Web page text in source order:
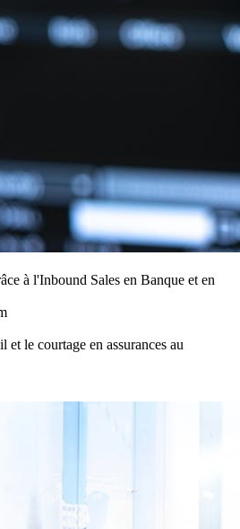
à l'Inbound Sales en Banque et en
et le courtage en assurances au